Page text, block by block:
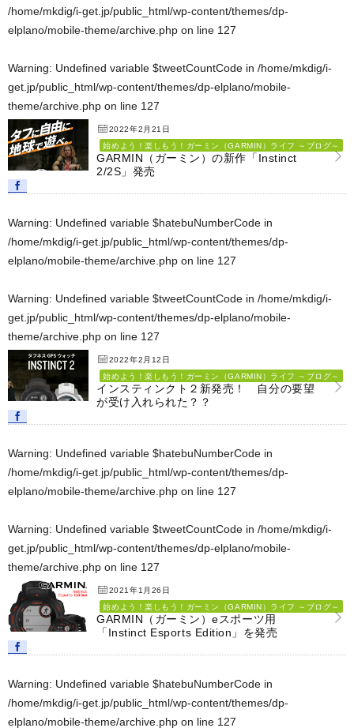
/home/mkdig/i-get.jp/public_html/wp-content/themes/dp-
elplano/mobile-theme/archive.php on line 127
Warning: Undefined variable $tweetCountCode in /home/mkdig/i-
get.jp/public_html/wp-content/themes/dp-elplano/mobile-
theme/archive.php on line 127
2022年2月21日
始めよう！楽しもう！ガーミン（GARMIN）ライフ ～ブログ～
GARMIN（ガーミン）の新作「Instinct
2/2S」発売
Warning: Undefined variable $hatebuNumberCode in
/home/mkdig/i-get.jp/public_html/wp-content/themes/dp-
elplano/mobile-theme/archive.php on line 127
Warning: Undefined variable $tweetCountCode in /home/mkdig/i-
get.jp/public_html/wp-content/themes/dp-elplano/mobile-
theme/archive.php on line 127
2022年2月12日
始めよう！楽しもう！ガーミン（GARMIN）ライフ ～ブログ～
インスティンクト２新発売！ 自分の要望
が受け入れられた？？
Warning: Undefined variable $hatebuNumberCode in
/home/mkdig/i-get.jp/public_html/wp-content/themes/dp-
elplano/mobile-theme/archive.php on line 127
Warning: Undefined variable $tweetCountCode in /home/mkdig/i-
get.jp/public_html/wp-content/themes/dp-elplano/mobile-
theme/archive.php on line 127
2021年1月26日
始めよう！楽しもう！ガーミン（GARMIN）ライフ ～ブログ～
GARMIN（ガーミン）eスポーツ用
「Instinct Esports Edition」を発売
Warning: Undefined variable $hatebuNumberCode in
/home/mkdig/i-get.jp/public_html/wp-content/themes/dp-
elplano/mobile-theme/archive.php on line 127